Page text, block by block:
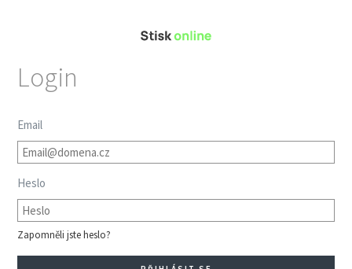
Login
Email
Heslo
Zapomněli jste heslo?